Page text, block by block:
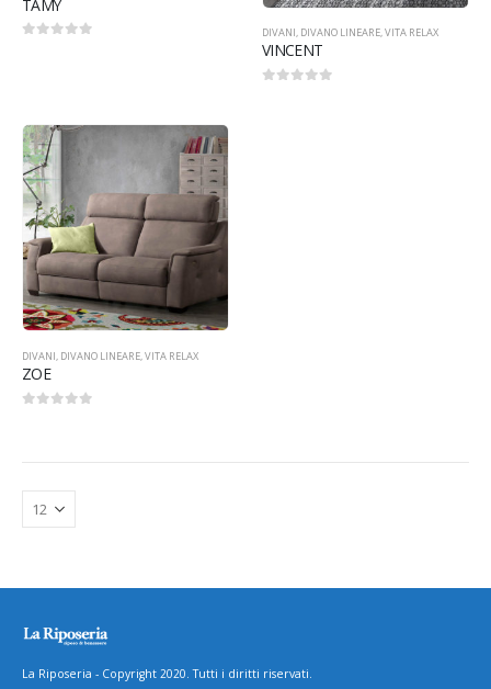
TAMY
DIVANI, DIVANO LINEARE,VITA RELAX
VINCENT
DIVANI, DIVANO LINEARE,VITA RELAX
ZOE
La Riposeria - Copyright 2020. Tutti i diritti riservati.